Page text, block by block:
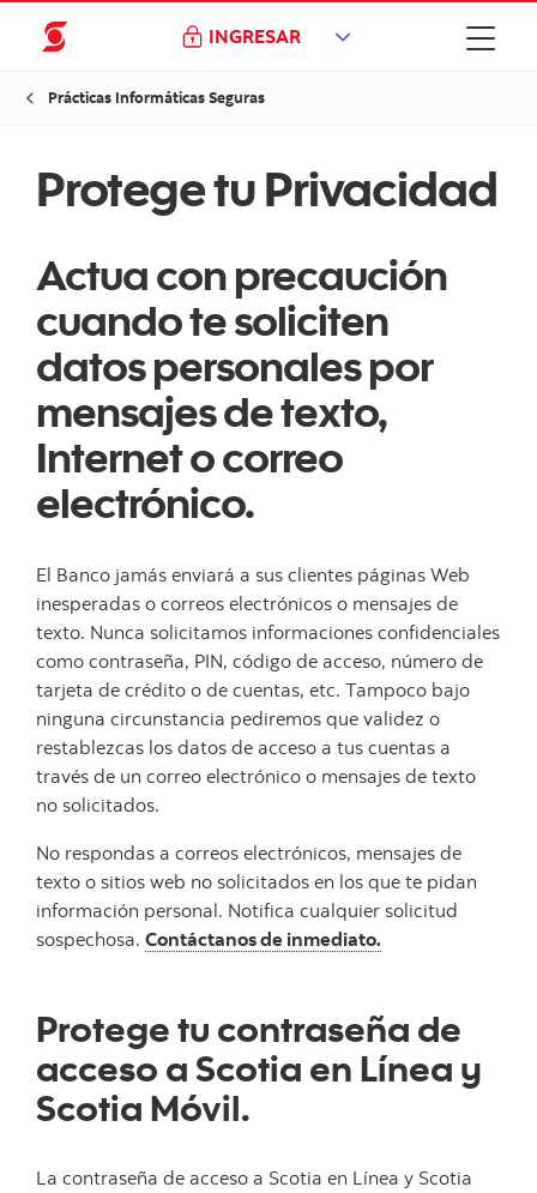
INGRESAR
Prácticas Informáticas Seguras
Protege tu Privacidad
Actua con precaución
cuando te soliciten
datos personales por
mensajes de texto,
Internet o correo
electrónico.
El Banco jamás enviará a sus clientes páginas Web
inesperadas o correos electrónicos o mensajes de
texto. Nunca solicitamos informaciones confidenciales
como contraseña, PIN, código de acceso, número de
tarjeta de crédito o de cuentas, etc. Tampoco bajo
ninguna circunstancia pediremos que validez o
restablezcas los datos de acceso a tus cuentas a
través de un correo electrónico o mensajes de texto
no solicitados.
No respondas a correos electrónicos, mensajes de
texto o sitios web no solicitados en los que te pidan
información personal. Notifica cualquier solicitud
sospechosa. Contáctanos de inmediato.
Protege tu contraseña de
acceso a Scotia en Línea y
Scotia Móvil.
La contraseña de acceso a Scotia en Línea y Scotia